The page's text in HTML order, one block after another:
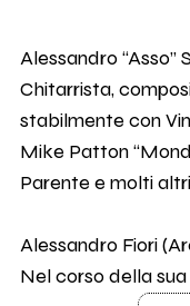
Alessandro “Asso”
Chitarrista,
stabilmente con
Mike Patton
Parente e molti
Alessandro Fiori
Nel corso della